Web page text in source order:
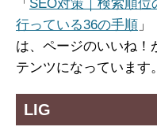
「 SEO対策｜検索順
行っている36の手順 」
は、ページのいいね！
テンツになっています。
LIG